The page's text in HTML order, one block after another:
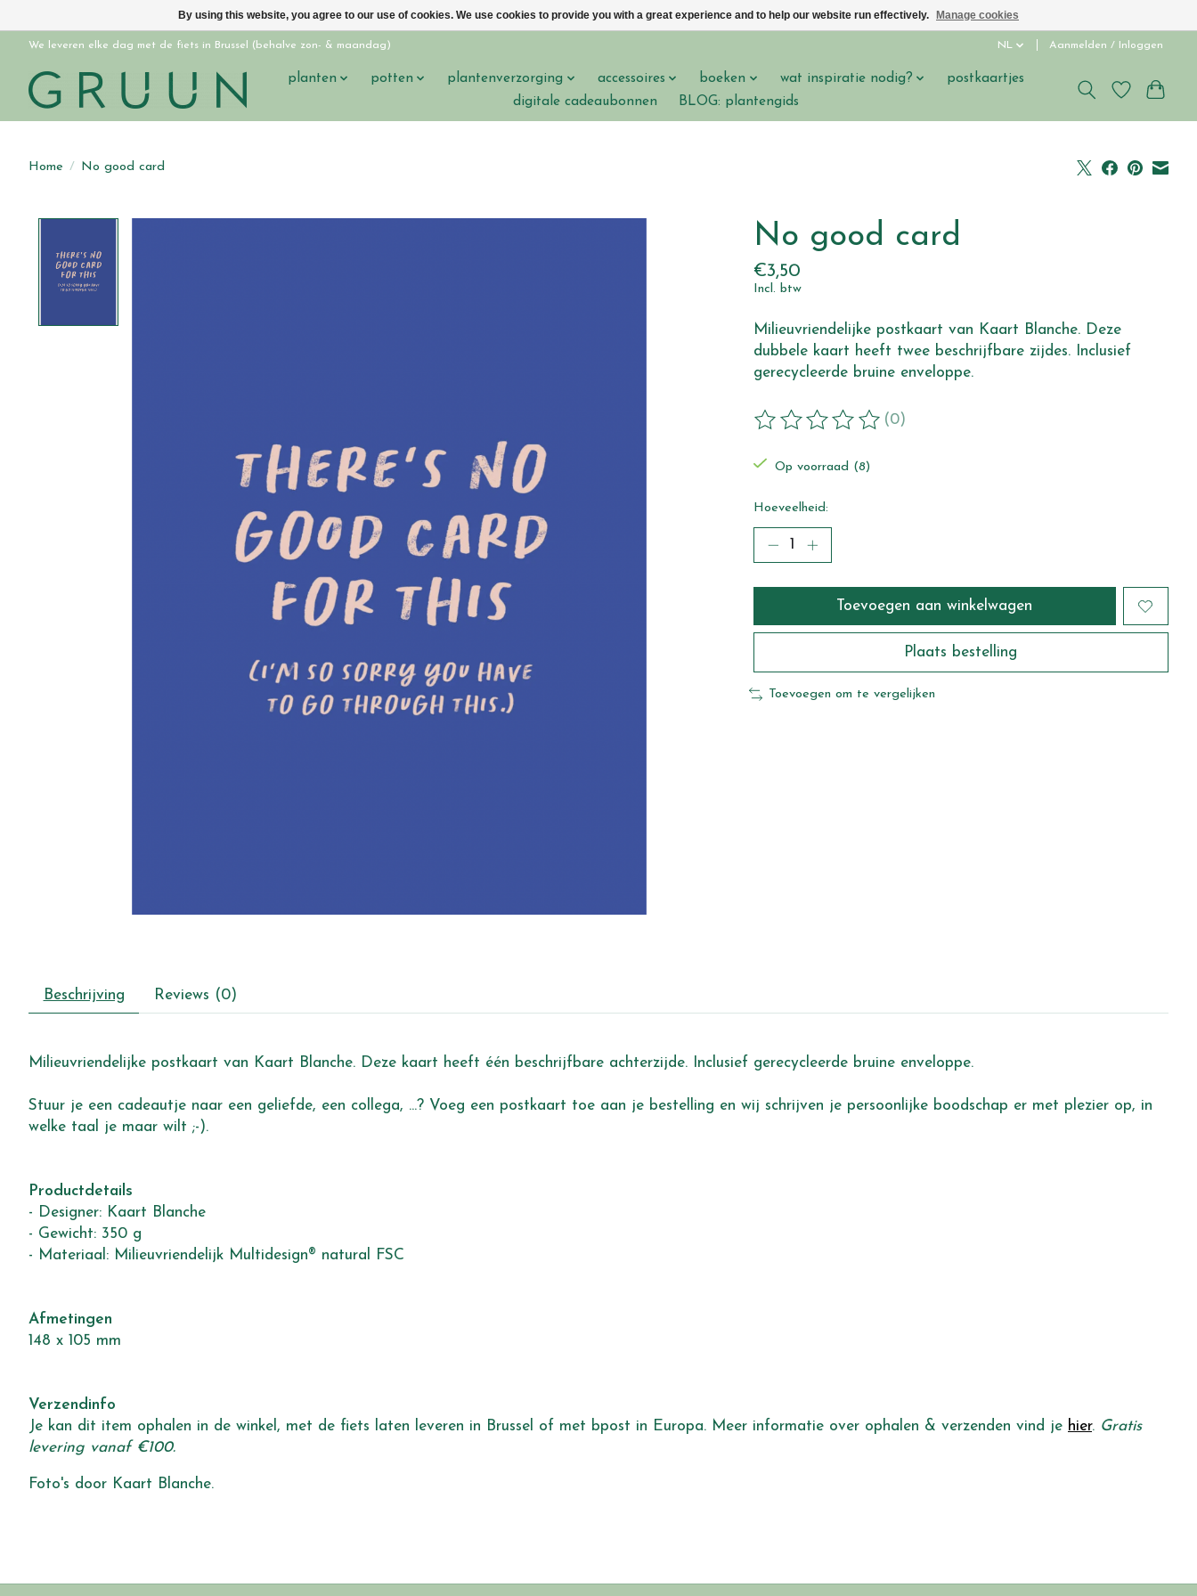
We leveren elke dag met de fiets in Brussel (behalve zon- & maandag) NL Aanmelden / Inloggen
planten potten plantenverzorging accessoires boeken wat inspiratie nodig?
postkaartjes
digitale cadeaubonnen
BLOG: plantengids
Home / No good card
No good card
€3,50
Incl. btw
Milieuvriendelijke postkaart van Kaart Blanche. Deze
dubbele kaart heeft twee beschrijfbare zijdes. Inclusief
gerecycleerde bruine enveloppe.
De beoordeling van dit product is
(0)
Op voorraad (8)
Hoeveelheid:
Toevoegen aan winkelwagen
Plaats bestelling
Toevoegen om te vergelijken
Beschrijving Reviews (0)
Milieuvriendelijke postkaart van Kaart Blanche. Deze kaart heeft één beschrijfbare achterzijde. Inclusief gerecycleerde bruine enveloppe.
Stuur je een cadeautje naar een geliefde, een collega, ...? Voeg een postkaart toe aan je bestelling en wij schrijven je persoonlijke boodschap er met plezier op, in
welke taal je maar wilt ;-).
Productdetails
- Designer: Kaart Blanche
- Gewicht: 350 g
- Materiaal: Milieuvriendelijk Multidesign® natural FSC
Afmetingen
148 x 105 mm
Verzendinfo
Je kan dit item ophalen in de winkel, met de fiets laten leveren in Brussel of met bpost in Europa. Meer informatie over ophalen & verzenden vind je hier. Gratis
levering vanaf €100.
Foto's door Kaart Blanche.
By using this website, you agree to our use of cookies. We use cookies to provide you with a great experience and to help our website run effectively. Manage cookies